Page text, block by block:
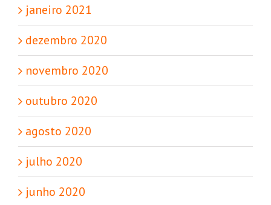
janeiro 2021
dezembro 2020
novembro 2020
outubro 2020
agosto 2020
julho 2020
junho 2020